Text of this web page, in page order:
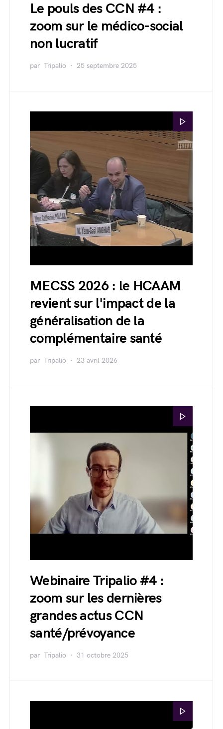
Le pouls des CCN #4 :
zoom sur le médico-social
non lucratif
par Tripalio 25 septembre 2025
MECSS 2026 : le HCAAM
revient sur l'impact de la
généralisation de la
complémentaire santé
par Tripalio 23 avril 2026
Webinaire Tripalio #4 :
zoom sur les dernières
grandes actus CCN
santé/prévoyance
par Tripalio 31 octobre 2025